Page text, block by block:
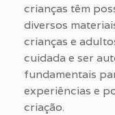
crianças têm
diversos
crianças e
cuidada e ser
fundamentais
experiências e
criação.